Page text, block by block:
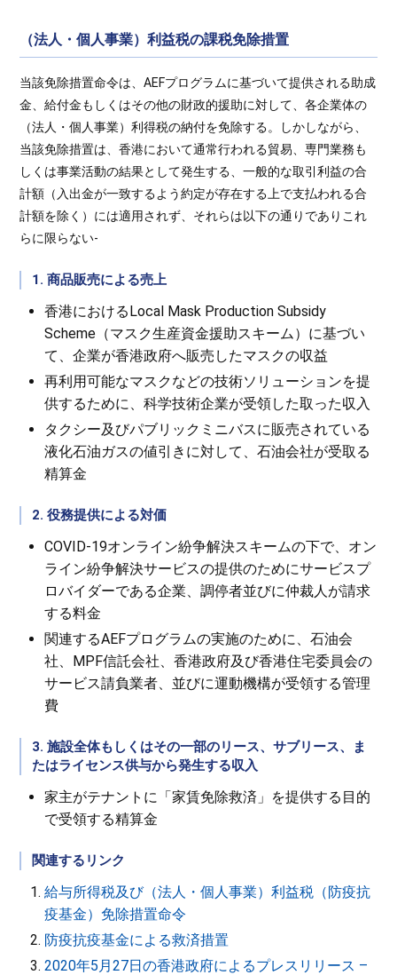
（法人・個人事業）利益税の課税免除措置
当該免除措置命令は、AEFプログラムに基づいて提供される助成
金、給付金もしくはその他の財政的援助に対して、各企業体の
（法人・個人事業）利得税の納付を免除する。しかしながら、
当該免除措置は、香港において通常行われる貿易、専門業務も
しくは事業活動の結果として発生する、一般的な取引利益の合
計額（入出金が一致するよう約定が存在する上で支払われる合
計額を除く）には適用されず、それらは以下の通りでありこれ
らに限らない-
1. 商品販売による売上
香港におけるLocal Mask Production Subsidy
Scheme（マスク生産資金援助スキーム）に基づい
て、企業が香港政府へ販売したマスクの収益
再利用可能なマスクなどの技術ソリューションを提
供するために、科学技術企業が受領した取った収入
タクシー及びパブリックミニバスに販売されている
液化石油ガスの値引きに対して、石油会社が受取る
精算金
2. 役務提供による対価
COVID-19オンライン紛争解決スキームの下で、オン
ライン紛争解決サービスの提供のためにサービスプ
ロバイダーである企業、調停者並びに仲裁人が請求
する料金
関連するAEFプログラムの実施のために、石油会
社、MPF信託会社、香港政府及び香港住宅委員会の
サービス請負業者、並びに運動機構が受領する管理
費
3. 施設全体もしくはその一部のリース、サブリース、ま
たはライセンス供与から発生する収入
家主がテナントに「家賃免除救済」を提供する目的
で受領する精算金
関連するリンク
給与所得税及び（法人・個人事業）利益税（防疫抗
疫基金）免除措置命令
防疫抗疫基金による救済措置
2020年5月27日の香港政府によるプレスリリース –